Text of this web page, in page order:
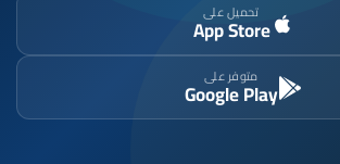
تحميل على
App Store
متوفر على
Google Play